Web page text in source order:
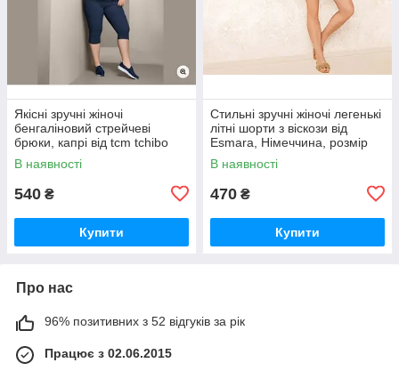
Якісні зручні жіночі
бенгаліновий стрейчеві
брюки, капрі від tcm tchibo
Чібо, Німеччина, XL
В наявності
540 ₴
Купити
Стильні зручні жіночі легенькі
літні шорти з віскози від
Esmara, Німеччина, розмір
M-L
В наявності
470 ₴
Купити
Про нас
96% позитивних з 52 відгуків за рік
Працює з 02.06.2015